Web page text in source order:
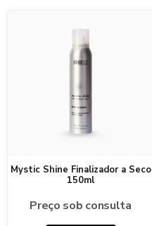
Mystic Shine Finalizador a Seco
150ml
Preço sob consulta